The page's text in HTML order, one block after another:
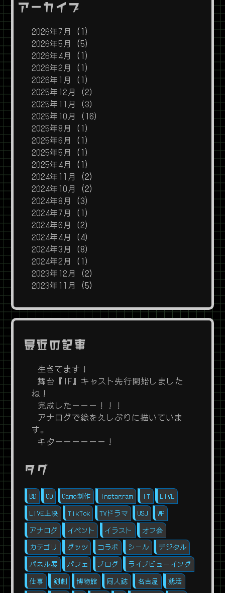
アーカイブ
2026年7月
(1)
2026年5月
(5)
2026年4月
(1)
2026年2月
(1)
2026年1月
(1)
2025年12月
(2)
2025年11月
(3)
2025年10月
(16)
2025年8月
(1)
2025年6月
(1)
2025年5月
(1)
2025年4月
(1)
2024年11月
(2)
2024年10月
(2)
2024年8月
(3)
2024年7月
(1)
2024年6月
(2)
2024年4月
(4)
2024年3月
(8)
2024年2月
(1)
2023年12月
(2)
2023年11月
(5)
最近の記事
生きてます！
舞台『IF』キャスト先行開始しました
ね！
完成したーーー！！！
アナログで絵を久しぶりに描いていま
す。
キターーーーーー！
タグ
BD CD Game制作 Instagram IT
LIVE
LIVE上映
TikTok TVドラマ USJ
WP
アナログ
イベント イラスト
オフ会
カテゴリ
グッツ コラボ シール
デジタル
パネル展
パフェ ブログ
ライブビューイング
仕事
剣劇 博物館 同人誌 名古屋 就活